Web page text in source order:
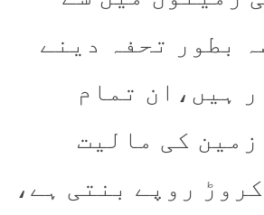
بطور تحفہ دینے
ہیں،ان تمام
زمین کی مالیت
تقریباً 35 کروڑ روپے بنتی ہے،